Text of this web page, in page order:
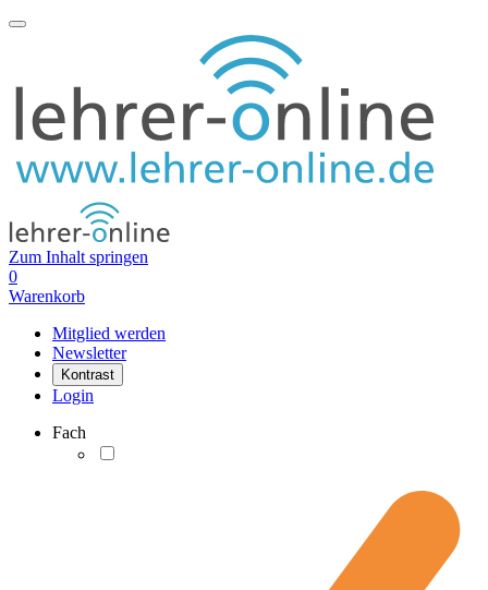
Zum Inhalt springen
0
Warenkorb
Mitglied werden
Newsletter
Kontrast
Login
Fach